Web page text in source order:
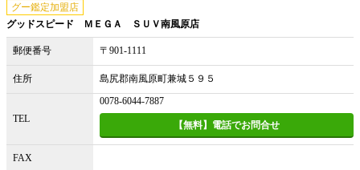
グー鑑定加盟店
グッドスピード ＭＥＧＡ ＳＵＶ南風原店
郵便番号 〒901-1111
住所 島尻郡南風原町兼城５９５
TEL
0078-6044-7887
【無料】電話でお問合せ
FAX